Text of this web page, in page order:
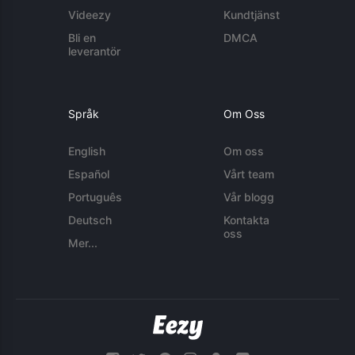
Videezy
Bli en
leverantör
Kundtjänst
DMCA
Språk
English
Español
Português
Deutsch
Mer...
Om Oss
Om oss
Vårt team
Vår blogg
Kontakta
oss